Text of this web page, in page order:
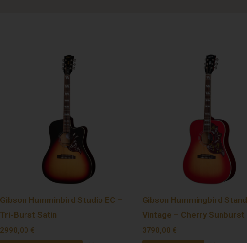
Gibson Humminbird Studio EC –
Tri-Burst Satin
2990,00 €
Gibson Hummingbird
Vintage – Cherry Sunburst
3790,00 €